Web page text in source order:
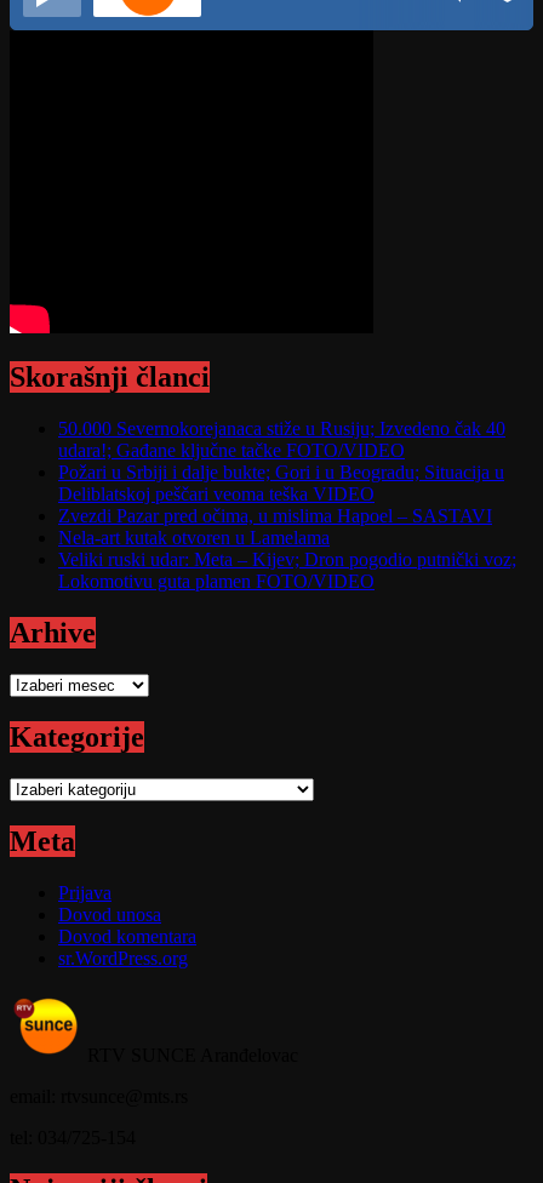
Skorašnji članci
50.000 Severnokorejanaca stiže u Rusiju; Izvedeno čak 40
udara!; Gađane ključne tačke FOTO/VIDEO
Požari u Srbiji i dalje bukte; Gori i u Beogradu; Situacija u
Deliblatskoj peščari veoma teška VIDEO
Zvezdi Pazar pred očima, u mislima Hapoel – SASTAVI
Nela-art kutak otvoren u Lamelama
Veliki ruski udar: Meta – Kijev; Dron pogodio putnički voz;
Lokomotivu guta plamen FOTO/VIDEO
Arhive
Arhive
Kategorije
Kategorije
Meta
Prijava
Dovod unosa
Dovod komentara
sr.WordPress.org